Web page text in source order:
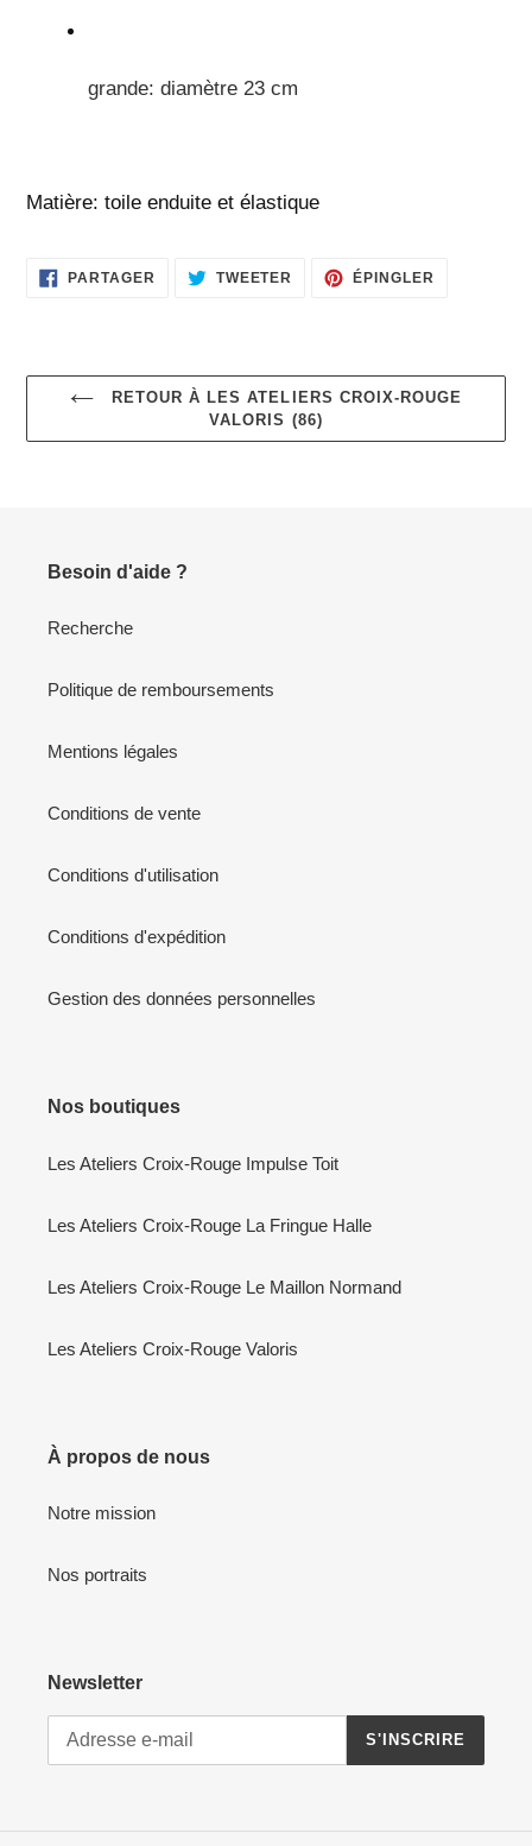
grande: diamètre 23 cm
Matière: toile enduite et élastique
PARTAGER PARTAGER
SUR
TWEETER TWEETER
SUR
ÉPINGLER
RETOUR À LES ATELIERS CROIX-ROUGE
VALORIS (86)
Besoin d'aide ?
Recherche
Politique de remboursements
Mentions légales
Conditions de vente
Conditions d'utilisation
Conditions d'expédition
Gestion des données personnelles
Nos boutiques
Les Ateliers Croix-Rouge Impulse Toit
Les Ateliers Croix-Rouge La Fringue Halle
Les Ateliers Croix-Rouge Le Maillon Normand
Les Ateliers Croix-Rouge Valoris
À propos de nous
Notre mission
Nos portraits
Newsletter
S'INSCRIRE